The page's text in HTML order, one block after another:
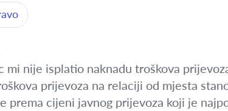
mi nije isplatio naknadu troškova
prijevoza na relaciji od mjesta
prema cijeni javnog prijevoza koji je